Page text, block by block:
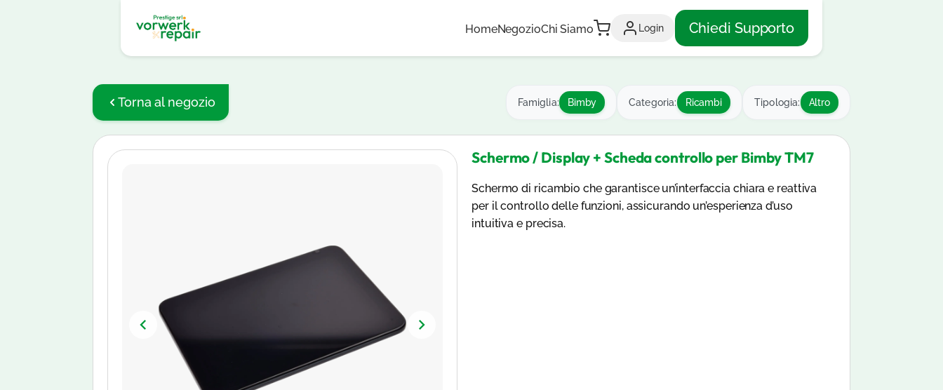
HomeNegozioChi Siamo Login Chiedi Supporto
Torna al negozio Famiglia: Bimby Categoria: Ricambi Tipologia: Altro
Schermo / Display + Scheda controllo per Bimby TM7
Schermo di ricambio che garantisce un’interfaccia chiara e reattiva
per il controllo delle funzioni, assicurando un’esperienza d’uso
intuitiva e precisa.